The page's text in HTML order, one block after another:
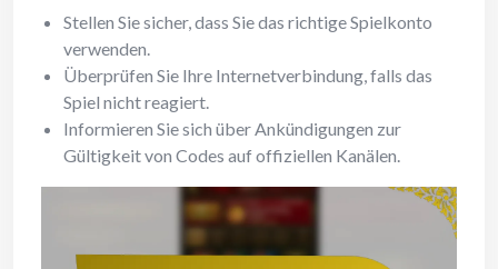
Stellen Sie sicher, dass Sie das richtige Spielkonto
verwenden.
Überprüfen Sie Ihre Internetverbindung, falls das
Spiel nicht reagiert.
Informieren Sie sich über Ankündigungen zur
Gültigkeit von Codes auf offiziellen Kanälen.